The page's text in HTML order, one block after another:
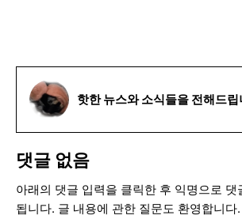
핫한 뉴스와 소식들을 전해드
댓글 없음
아래의 댓글 입력을 클릭한 후 익명으로 댓
됩니다. 글 내용에 관한 질문도 환영합니다